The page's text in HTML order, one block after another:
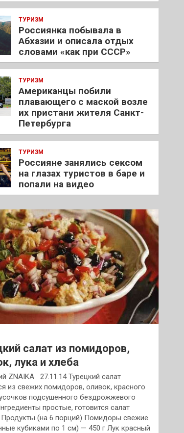
ТУРИЗМ
Россиянка побывала в
Абхазии и описала отдых
словами «как при СССР»
ТУРИЗМ
Американцы побили
плавающего с маской возле
их пристани жителя Санкт-
Петербурга
ТУРИЗМ
Россияне занялись сексом
на глазах туристов в баре и
попали на видео
салат из помидоров,
лука и хлеба
ZNAIKA 27.11.14 Турецкий салат
из свежих помидоров, оливок, красного
подсушенного бездрожжевого
простые, готовится салат
(на 6 порций) Помидоры свежие
кубиками по 1 см) — 450 г Лук красный